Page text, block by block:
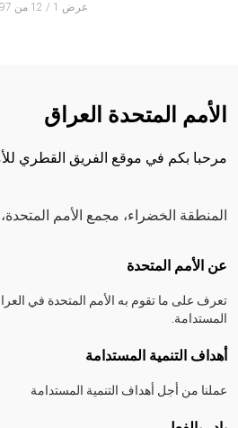
عرض 1 / 12 من 2097
الأمم المتحدة العراق
مرحبا بكم في موقع الفريق القطري
المنطقة الخضراء، مجمع الأمم المتحدة،
Footer menu
عن الأمم المتحدة
تعرف على ما تقوم به الأمم المتحدة في
المستدامة.
أهداف التنمية المستدامة
عملنا من أجل أهداف التنمية المستدامة